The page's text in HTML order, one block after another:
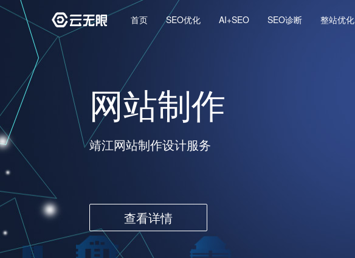
首页 SEO优化 AI+SEO SEO诊断 整站优化
云无限GEO公司
网站优化
靖江专业的网站优化公司
查看详情
网站制作
靖江网站制作设计服务
查看详情
APP开发
靖江专业的APP开发团队
查看详情
微信开发
为靖江企业开发微信小程序
查看详情
云无限GEO公司
网站优化
靖江专业的网站优化公司
查看详情